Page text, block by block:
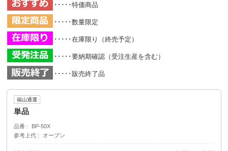
･････特価商品
･････数量限定
･････在庫限り（終売予定）
･････要納期確認（受注生産を含む）
･････販売終了品
福山通運
単品
品番
BP-50X
参考上代
オープン